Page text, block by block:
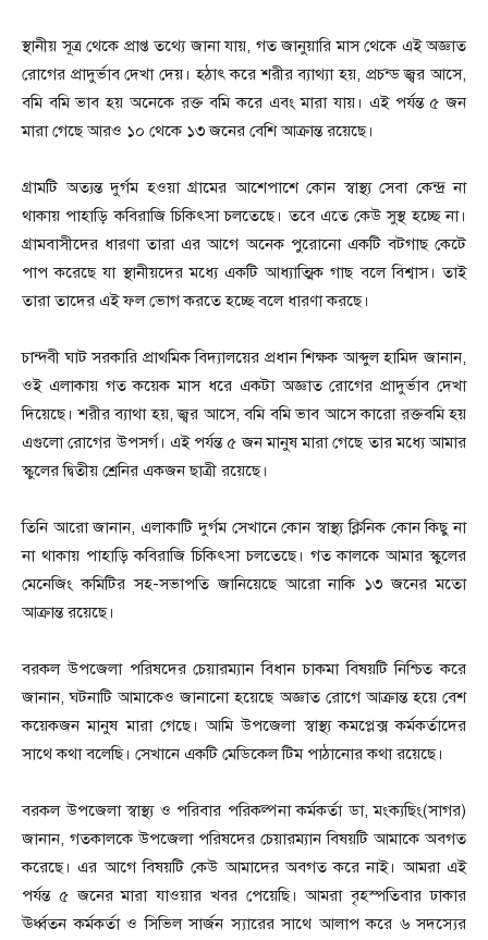
স্থানীয় সূত্র থেকে প্রাপ্ত তথ্যে জানা যায়, গত জানুয়ারি মাস থেকে এই অজ্ঞাত
রোগের প্রাদুর্ভাব দেখা দেয়। হঠাৎ করে শরীর ব্যাথ্যা হয়, প্রচন্ড জ্বর আসে,
বমি বমি ভাব হয় অনেকে রক্ত বমি করে এবং মারা যায়। এই পর্যন্ত ৫ জন
মারা গেছে আরও ১০ থেকে ১৩ জনের বেশি আক্রান্ত রয়েছে।
গ্রামটি অত্যন্ত দুর্গম হওয়া গ্রামের আশেপাশে কোন স্বাস্থ্য সেবা কেন্দ্র না
থাকায় পাহাড়ি কবিরাজি চিকিৎসা চলতেছে। তবে এতে কেউ সুস্থ হচ্ছে না।
গ্রামবাসীদের ধারণা তারা এর আগে অনেক পুরোনো একটি বটগাছ কেটে
পাপ করেছে যা স্থানীয়দের মধ্যে একটি আধ্যাত্মিক গাছ বলে বিশ্বাস। তাই
তারা তাদের এই ফল ভোগ করতে হচ্ছে বলে ধারণা করছে।
চান্দবী ঘাট সরকারি প্রাথমিক বিদ্যালয়ের প্রধান শিক্ষক আব্দুল হামিদ জানান,
ওই এলাকায় গত কয়েক মাস ধরে একটা অজ্ঞাত রোগের প্রাদুর্ভাব দেখা
দিয়েছে। শরীর ব্যাথা হয়, জ্বর আসে, বমি বমি ভাব আসে কারো রক্তবমি হয়
এগুলো রোগের উপসর্গ। এই পর্যন্ত ৫ জন মানুষ মারা গেছে তার মধ্যে আমার
স্কুলের দ্বিতীয় শ্রেনির একজন ছাত্রী রয়েছে।
তিনি আরো জানান, এলাকাটি দুর্গম সেখানে কোন স্বাস্থ্য ক্লিনিক কোন কিছু না
না থাকায় পাহাড়ি কবিরাজি চিকিৎসা চলতেছে। গত কালকে আমার স্কুলের
মেনেজিং কমিটির সহ-সভাপতি জানিয়েছে আরো নাকি ১৩ জনের মতো
আক্রান্ত রয়েছে।
বরকল উপজেলা পরিষদের চেয়ারম্যান বিধান চাকমা বিষয়টি নিশ্চিত করে
জানান, ঘটনাটি আমাকেও জানানো হয়েছে অজ্ঞাত রোগে আক্রান্ত হয়ে বেশ
কয়েকজন মানুষ মারা গেছে। আমি উপজেলা স্বাস্থ্য কমপ্লেক্স কর্মকর্তাদের
সাথে কথা বলেছি। সেখানে একটি মেডিকেল টিম পাঠানোর কথা রয়েছে।
বরকল উপজেলা স্বাস্থ্য ও পরিবার পরিকল্পনা কর্মকর্তা ডা, মংক্যছিং(সাগর)
জানান, গতকালকে উপজেলা পরিষদের চেয়ারম্যান বিষয়টি আমাকে অবগত
করেছে। এর আগে বিষয়টি কেউ আমাদের অবগত করে নাই। আমরা এই
পর্যন্ত ৫ জনের মারা যাওয়ার খবর পেয়েছি। আমরা বৃহস্পতিবার ঢাকার
ঊর্ধ্বতন কর্মকর্তা ও সিভিল সার্জন স্যারের সাথে আলাপ করে ৬ সদস্যের